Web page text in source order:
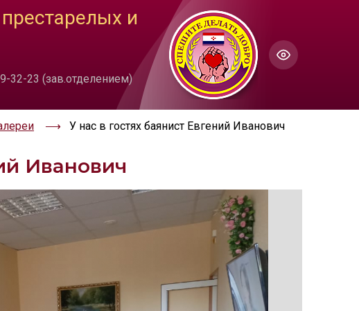
ГОЛОС
Настройки по умолчанию
и
32-23 (зав.отделением)
У нас в гостях баянист Евгений Иванович
Иванович